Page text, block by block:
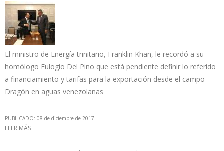
El ministro de Energía trinitario, Franklin Khan, le recordó a su
homólogo Eulogio Del Pino que está pendiente definir lo referido
a financiamiento y tarifas para la exportación desde el campo
Dragón en aguas venezolanas
PUBLICADO: 08 de diciembre de 2017
LEER MÁS